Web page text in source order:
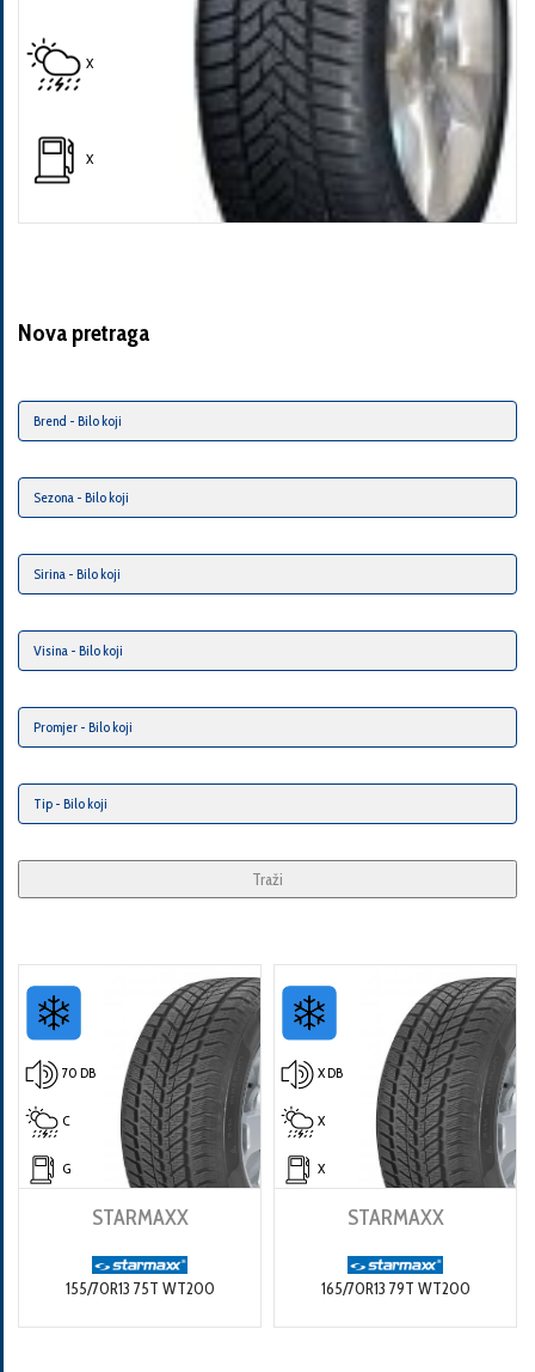
X
X
Nova pretraga
Traži
70 DB
C
G
STARMAXX
155/70R13 75T WT200
X DB
X
X
STARMAXX
165/70R13 79T WT200